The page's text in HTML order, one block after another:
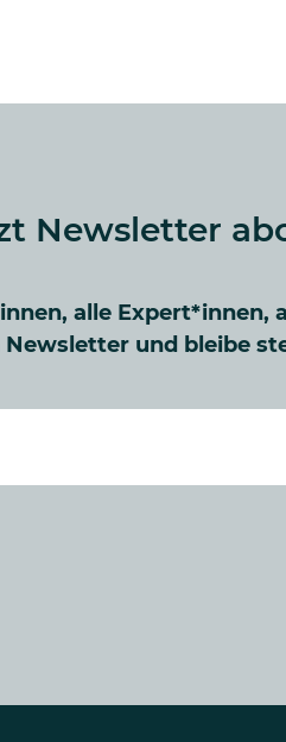
Newsletter
alle Expert*innen,
und bleibe